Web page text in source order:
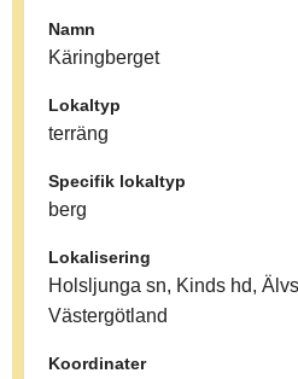
Namn
Käringberget
Lokaltyp
terräng
Specifik lokaltyp
berg
Lokalisering
Holsljunga sn, Kinds hd,
Västergötland
Koordinater